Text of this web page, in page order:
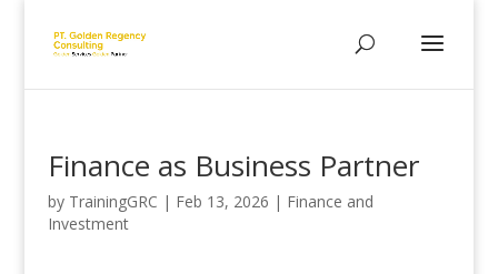
Finance as Business Partner
by TrainingGRC | Feb 13, 2026 | Finance and
Investment